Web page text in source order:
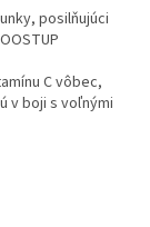
posilňujúci
C vôbec,
v boji s voľnými